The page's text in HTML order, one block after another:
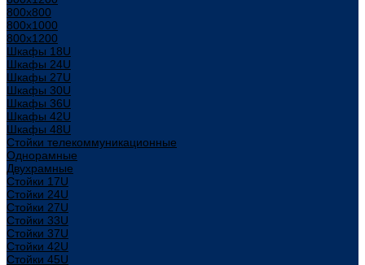
800x800
800х1000
800х1200
Шкафы 18U
Шкафы 24U
Шкафы 27U
Шкафы 30U
Шкафы 36U
Шкафы 42U
Шкафы 48U
Стойки телекоммуникационные
Однорамные
Двухрамные
Стойки 17U
Стойки 24U
Стойки 27U
Стойки 33U
Стойки 37U
Стойки 42U
Стойки 45U